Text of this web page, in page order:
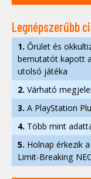
Legnépszerűbb
1. Őrület és
bemutatót kapott
utolsó játéka
2. Várható
3. A PlayStation
4. Több mint
5. Holnap érkezik
Limit-Breaking